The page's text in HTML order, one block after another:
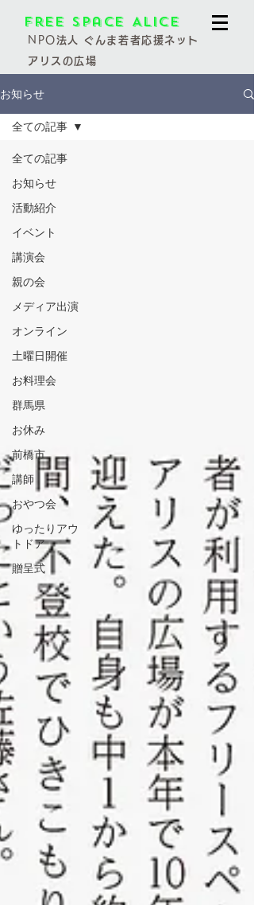
Free Space Alice
NPO法人 ぐんま若者応援ネット
アリスの広場
お知らせ
全ての記事
お知らせ
活動紹介
イベント
講演会
親の会
メディア出演
オンライン
土曜日開催
お料理会
群馬県
お休み
前橋市
講師
おやつ会
ゆったりアウ
トドア
贈呈式
全ての記事